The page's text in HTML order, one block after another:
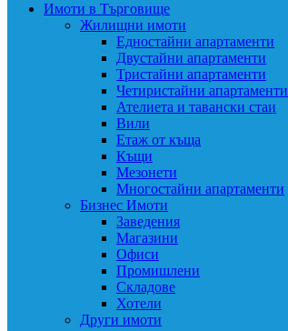
Имоти в Търговище
Жилищни имоти
Едностайни апартаменти
Двустайни апартаменти
Тристайни апартаменти
Четиристайни апартаменти
Ателиета и тавански стаи
Вили
Етаж от къща
Къщи
Мезонети
Многостайни апартаменти
Бизнес Имоти
Заведения
Магазини
Офиси
Промишлени
Складове
Хотели
Други имоти